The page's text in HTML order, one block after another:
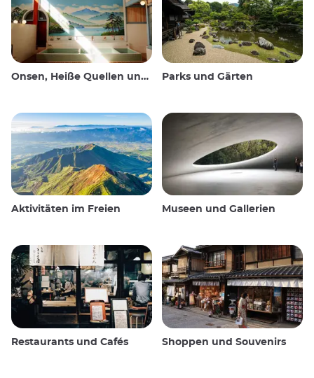
Onsen, Heiße Quellen und öffentliche Bäder Parks und Gärten
Aktivitäten im Freien Museen und Gallerien
Restaurants und Cafés Shoppen und Souvenirs